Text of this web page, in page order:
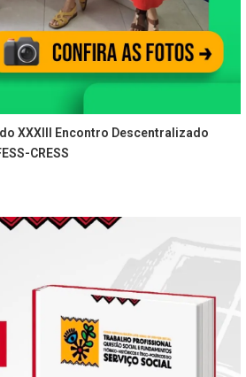
XXXIII Encontro Descentralizado
CRESS